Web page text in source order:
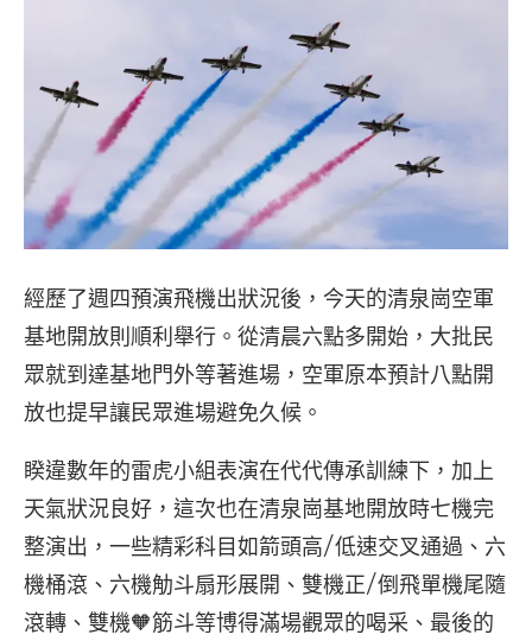
經歷了週四預演飛機出狀況後，今天的清泉崗空軍
基地開放則順利舉行。從清晨六點多開始，大批民
眾就到達基地門外等著進場，空軍原本預計八點開
放也提早讓民眾進場避免久候。
睽違數年的雷虎小組表演在代代傳承訓練下，加上
天氣狀況良好，這次也在清泉崗基地開放時七機完
整演出，一些精彩科目如箭頭高/低速交叉通過、六
機桶滾、六機觔斗扇形展開、雙機正/倒飛單機尾隨
滾轉、雙機🧡筋斗等博得滿場觀眾的喝采、最後的